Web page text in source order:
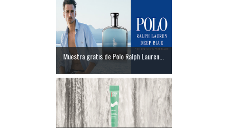
Muestra gratis de Polo Ralph Lauren...